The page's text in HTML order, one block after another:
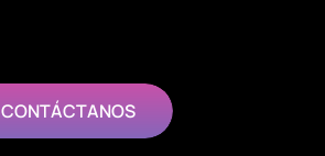
CONTÁCTANOS